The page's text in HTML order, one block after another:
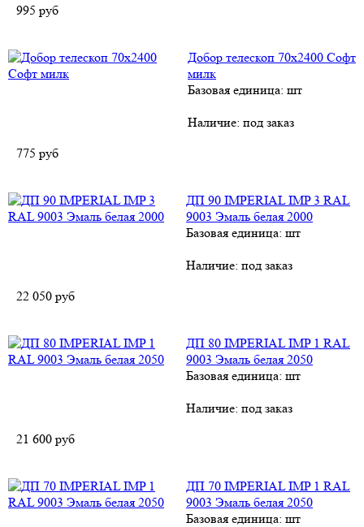
995 руб
Добор телескоп 70х2400 Софт
милк
Базовая единица: шт
Наличие: под заказ
775 руб
ДП 90 IMPERIAL IMP 3 RAL
9003 Эмаль белая 2000
Базовая единица: шт
Наличие: под заказ
22 050 руб
ДП 80 IMPERIAL IMP 1 RAL
9003 Эмаль белая 2050
Базовая единица: шт
Наличие: под заказ
21 600 руб
ДП 70 IMPERIAL IMP 1 RAL
9003 Эмаль белая 2050
Базовая единица: шт